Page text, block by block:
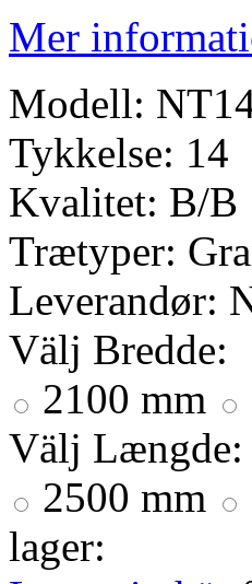
Mer
Modell:
Tykkelse: 14
Kvalitet: B/B
Trætyper:
Leverandør:
Välj Bredde:
2100 mm
Välj Længde:
2500 mm
lager: